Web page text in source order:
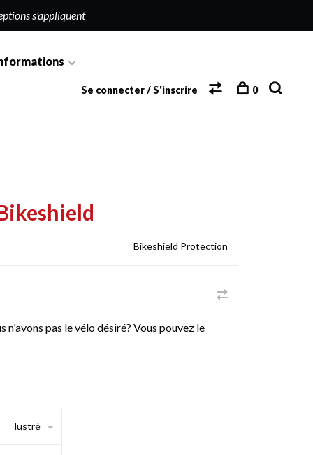
s'appliquent
Se connecter / S'inscrire 0
Bikeshield Protection
n'avons pas le vélo désiré? Vous pouvez le
lustré